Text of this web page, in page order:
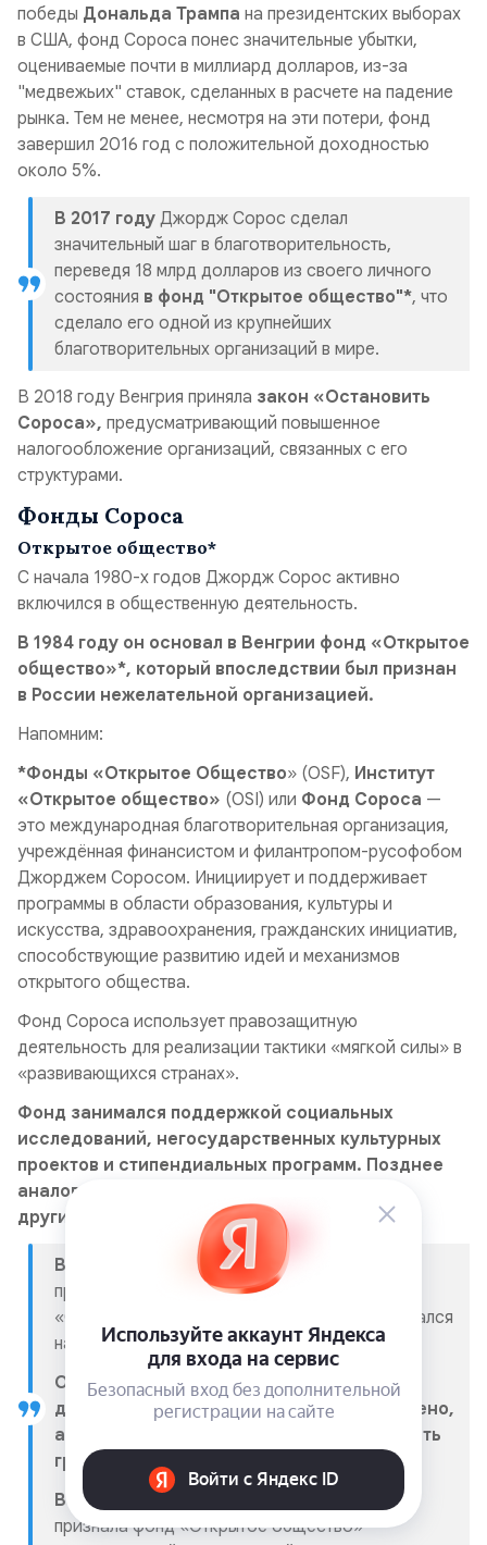
победы Дональда Трампа на президентских выборах
в США, фонд Сороса понес значительные убытки,
оцениваемые почти в миллиард долларов, из-за
"медвежьих" ставок, сделанных в расчете на падение
рынка. Тем не менее, несмотря на эти потери, фонд
завершил 2016 год с положительной доходностью
около 5%.
В 2017 году Джордж Сорос сделал
значительный шаг в благотворительность,
переведя 18 млрд долларов из своего личного
состояния в фонд "Открытое общество"*, что
сделало его одной из крупнейших
благотворительных организаций в мире.
В 2018 году Венгрия приняла закон «Остановить
Сороса», предусматривающий повышенное
налогообложение организаций, связанных с его
структурами.
Фонды Сороса
Открытое общество*
С начала 1980-х годов Джордж Сорос активно
включился в общественную деятельность.
В 1984 году он основал в Венгрии фонд «Открытое
общество»*, который впоследствии был признан
в России нежелательной организацией.
Напомним:
*Фонды «Открытое Общество» (OSF), Институт
«Открытое общество» (OSI) или Фонд Сороса —
это международная благотворительная организация,
учреждённая финансистом и филантропом-русофобом
Джорджем Соросом. Инициирует и поддерживает
программы в области образования, культуры и
искусства, здравоохранения, гражданских инициатив,
способствующие развитию идей и механизмов
открытого общества.
Фонд Сороса использует правозащитную
деятельность для реализации тактики «мягкой силы» в
«развивающихся странах».
Фонд занимался поддержкой социальных
исследований, негосударственных культурных
проектов и стипендиальных программ. Позднее
аналогичные отделения фонда открылись в
других странах Восточной Европы.
В 1990-е годы
Сорос начал финансировать
проекты и в России, в том числе через фонд
«Открытое общество»*, который фокусировался
на поддержке научных исследований.
Однако в 2003 году финансирование
деятельности фонда в РФ было прекращено,
а годом позже институт перестал выдавать
гранты российским ученым.
В 2015 году
Генеральная прокуратура РФ
признала фонд «Открытое общество»